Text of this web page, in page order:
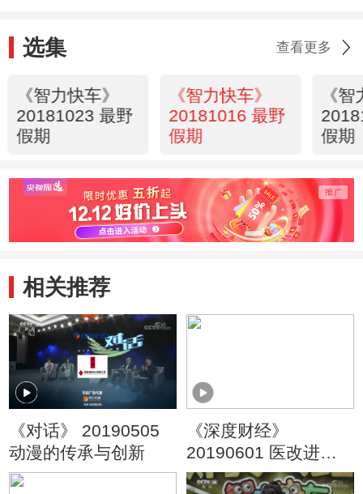
选集 查看更多
《智力快车》
20181023 最野
假期
《智力快车》
20181016 最野
假期
《
假期
相关推荐
《对话》 20190505
动漫的传承与创新
《深度财经》
20190601 医改进入
健康管理时代